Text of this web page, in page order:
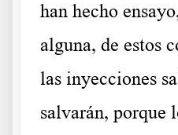
han hecho
alguna, de estos
las inyecciones
salvarán, porque